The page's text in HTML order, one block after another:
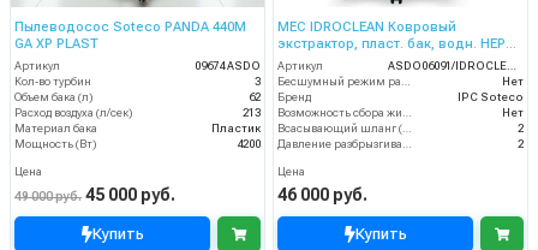
Пылеводосос Soteco PANDA 440M
GA XP PLAST
Артикул
09674 ASDO
Кол-во турбин
3
Объем бака (л)
62
Расход воздуха (л/сек)
213
Материал бака
Пластик
Мощность (Вт)
4200
Цена
49 000 руб. 45 000 руб.
Купить
MEC IDROCLEAN Ковровый
экстрактор, пласт. бак, водн. НЕРА-
фильтр, 1 турб, 27 л, бак для химии
6,2 л.
Артикул
Нет
Бренд
IPC Soteco
Нет
2
2
Цена
46 000 руб.
Купить